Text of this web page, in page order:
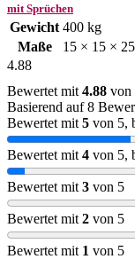
mit Sprüchen
Gewicht 400 kg
Maße
15 × 15 ×
4.88
Bewertet mit 4.88 von
Basierend auf 8
Bewertet mit 5 von 5,
Bewertet mit 4 von 5,
Bewertet mit 3 von 5
Bewertet mit 2 von 5
Bewertet mit 1 von 5